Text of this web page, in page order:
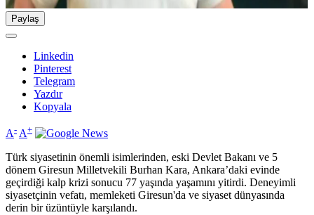
Paylaş
Linkedin
Pinterest
Telegram
Yazdır
Kopyala
A- A+
Türk siyasetinin önemli isimlerinden, eski Devlet Bakanı ve 5
dönem Giresun Milletvekili Burhan Kara, Ankara’daki evinde
geçirdiği kalp krizi sonucu 77 yaşında yaşamını yitirdi. Deneyimli
siyasetçinin vefatı, memleketi Giresun'da ve siyaset dünyasında
derin bir üzüntüyle karşılandı.